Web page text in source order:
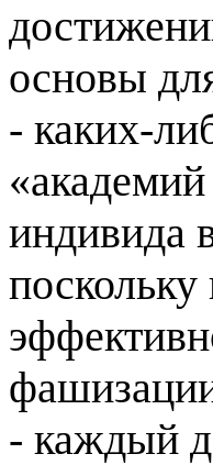
основы
- каких-
индивида
- каждый